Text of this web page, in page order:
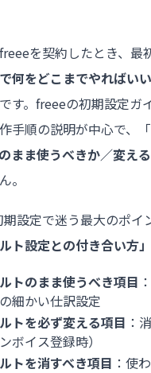
を契約したとき、最
何をどこまでやればい
す。freeeの初期設定ガ
手順の説明が中心で、「
まま使うべきか／変え
。
設定で迷う最大のポイ
ト設定との付き合い方」
トのまま使うべき項目
細かい仕訳設定
トを必ず変える項目 ：
ボイス登録時）
トを消すべき項目 ：使